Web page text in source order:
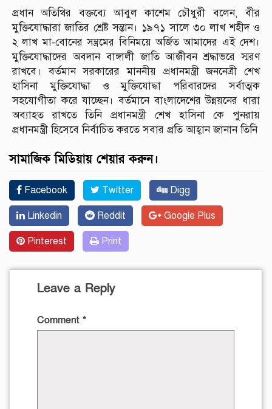
প্রধান অতিথির বক্তব্যে আবুল কাশেম চৌধুরী বলেন, বীর
মুক্তিযোদ্ধারা জাতির শ্রেষ্ট সন্তান। ১৯৭১ সালে ৩০ লাখ শহীদ ও
২ লাখ মা-বোনের সম্ভ্রমের বিনিময়ে অর্জিত আমাদের এই দেশ।
মুক্তিযোদ্ধাদের অবদান বাঙ্গালী জাতি আজীবন শ্রদ্ধাভরে স্মরণ
রাখবে। বর্তমান সরকারের মাননীয় প্রধানমন্ত্রী জননেত্রী শেখ
হাসিনা মুক্তিযোদ্ধা ও মুক্তিযোদ্ধা পরিবারদের সর্বাত্মক
সহযোগীতা করে যাচ্ছেন। বর্তমানে বাংলাদেশের উন্নয়নের ধারা
অব্যাহত রাখতে তিনি প্রধানমন্ত্রী শেখ হাসিনা কে পুনরায়
প্রধানমন্ত্রী হিসেবে নির্বাচিত করতে সবার প্রতি আহ্বান জানান তিনি
সামাজিক মিডিয়ায় শেয়ার করুন।
Facebook Twitter Digg
Linkedin Reddit Google Plus
Pinterest Print
Leave a Reply
Comment *